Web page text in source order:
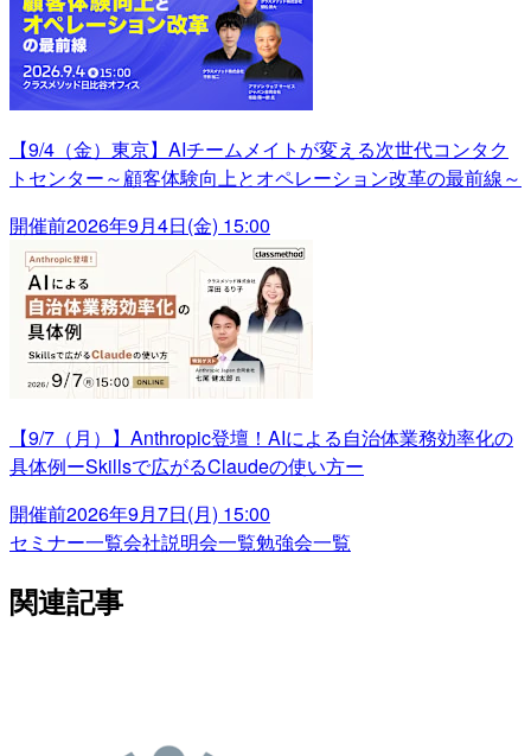
【9/4（金）東京】AIチームメイトが変える次世代コンタク
トセンター～顧客体験向上とオペレーション改革の最前線～
開催前2026年9月4日(金) 15:00
【9/7（月）】Anthropic登壇！AIによる自治体業務効率化の
具体例ーSkillsで広がるClaudeの使い方ー
開催前2026年9月7日(月) 15:00
セミナー一覧会社説明会一覧勉強会一覧
関連記事